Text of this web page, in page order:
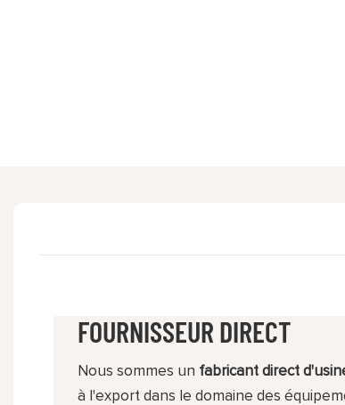
FOURNISSEUR DIRECT
Nous sommes un fabricant direct
à l'export dans le domaine des